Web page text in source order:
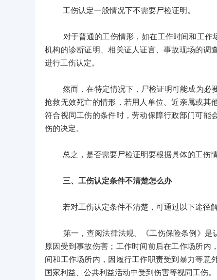
工伤认定一般情况下不需要尸检证明。
对于普通的工伤情形，如在工作时间和工作场
机构的诊断证明、相关证人证言、事故现场的调
进行工伤认定。
然而，在特定情况下，尸检证明可能成为必要
抢救无效死亡的情形，若用人单位、近亲属或其
符合视同工伤的条件时，劳动保障行政部门可能
伤的决定。
总之，是否需要尸检证明要根据具体的工伤情
三、工伤认定条件不清楚怎么办
若对工伤认定条件不清楚，可通过以下途径解
第一，查阅法律法规。《工伤保险条例》是
原因受到事故伤害；工作时间前后在工作场所内
间和工作场所内，因履行工作职责受到暴力等意
国家利益、公共利益活动中受到伤害等视同工伤。